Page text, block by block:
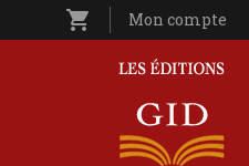
shopping_cart Utilisateur
Mon compte